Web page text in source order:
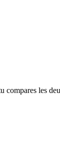
compares les